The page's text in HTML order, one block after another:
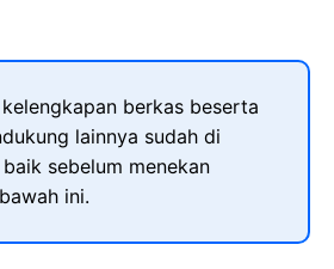
berkas beserta
lainnya sudah di
sebelum menekan
ini.